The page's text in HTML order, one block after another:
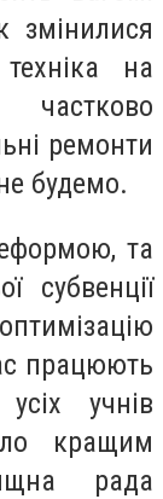
змінилися
на
ремонти
будемо.
та
субвенції
працюють
учнів
кращим
рада